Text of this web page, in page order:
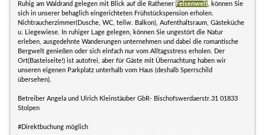
Ruhig am Waldrand gelegen mit Blick auf die Rathener Felsenwelt , können Sie
sich in unserer behaglich eingerichteten Frühstückspension erholen.
Nichtraucherzimmer(Dusche, WC, teilw. Balkon), Aufenthaltsraum, Gästeküche
u. Liegewiese. In ruhiger Lage gelegen, können Sie ungestört die Natur
erleben, ausgedehnte Wanderungen unternehmen und dabei die romantische
Bergwelt genießen oder sich einfach nur vom Alltagsstress erholen. Der
Ort(Basteiseite!) ist autofrei, aber für Gäste mit Übernachtung haben wir
unseren eigenen Parkplatz unterhalb vom Haus (deshalb Sperrschild
übersehen).
Betreiber Angela und Ulrich Kleinstäuber GbR- Bischofswerdaerstr.31 01833
Stolpen
#Direktbuchung möglich